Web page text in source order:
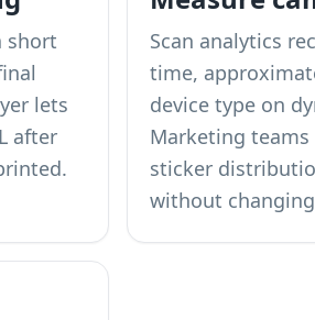
short
lets
after
Scan analytics
time,
device type on
Marketing teams
sticker
without